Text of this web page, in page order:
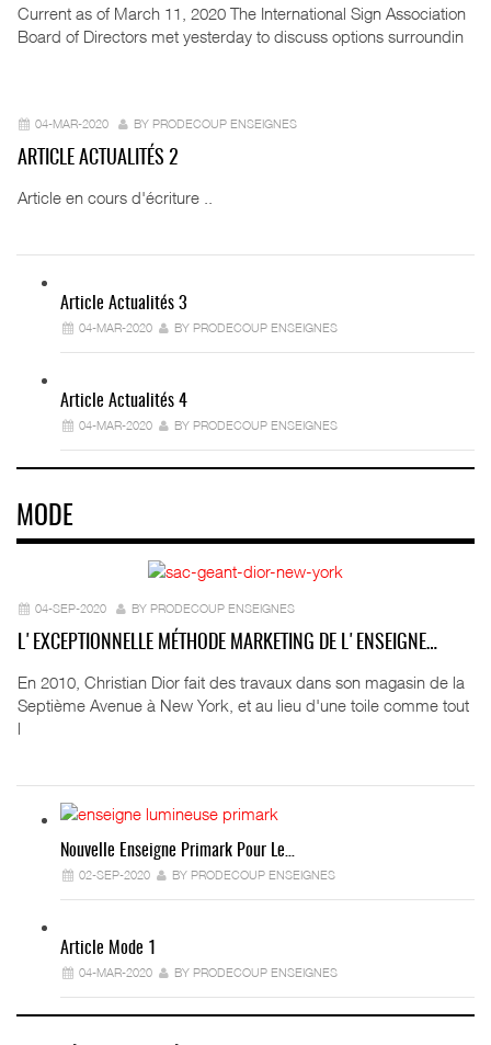
Current as of March 11, 2020 The International Sign Association
Board of Directors met yesterday to discuss options surroundin
04-MAR-2020 BY PRODECOUP ENSEIGNES
ARTICLE ACTUALITÉS 2
Article en cours d'écriture ..
Article Actualités 3
04-MAR-2020 BY PRODECOUP ENSEIGNES
Article Actualités 4
04-MAR-2020 BY PRODECOUP ENSEIGNES
MODE
04-SEP-2020 BY PRODECOUP ENSEIGNES
L'EXCEPTIONNELLE MÉTHODE MARKETING DE L'ENSEIGNE…
En 2010, Christian Dior fait des travaux dans son magasin de la
Septième Avenue à New York, et au lieu d'une toile comme tout
l
Nouvelle Enseigne Primark Pour Le…
02-SEP-2020 BY PRODECOUP ENSEIGNES
Article Mode 1
04-MAR-2020 BY PRODECOUP ENSEIGNES